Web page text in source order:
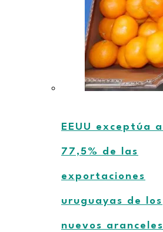
EEUU exceptúa al
77,5% de las
exportaciones
uruguayas de los
nuevos aranceles